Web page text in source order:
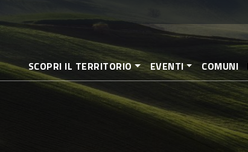
al
contenido
principal
SCOPRI IL TERRITORIO EVENTI COMUNI